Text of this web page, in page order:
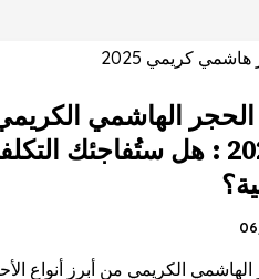
الهاشمي
في 2025 : هل ستُفاجئك
الكريمي من أبرز أنواع